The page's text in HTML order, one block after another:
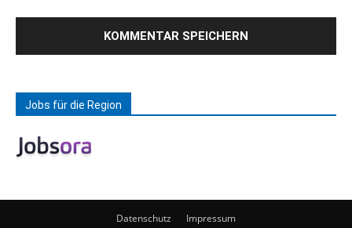
Jobs für die Region
Datenschutz Impressum